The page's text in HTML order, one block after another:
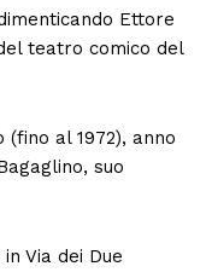
Ettore
teatro comico del
al 1972), anno
suo
Via dei Due